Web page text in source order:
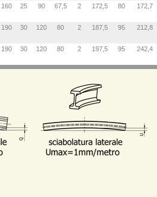
160 25 90 67,5 2 172,5 80 172,7
190 30 120 80 2 187,5 95 212,8
190 30 120 80 2 197,5 95 242,4